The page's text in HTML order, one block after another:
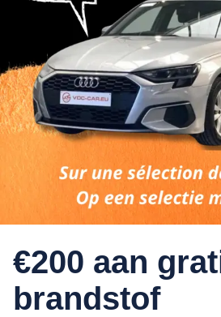
€200 aan
brandstof